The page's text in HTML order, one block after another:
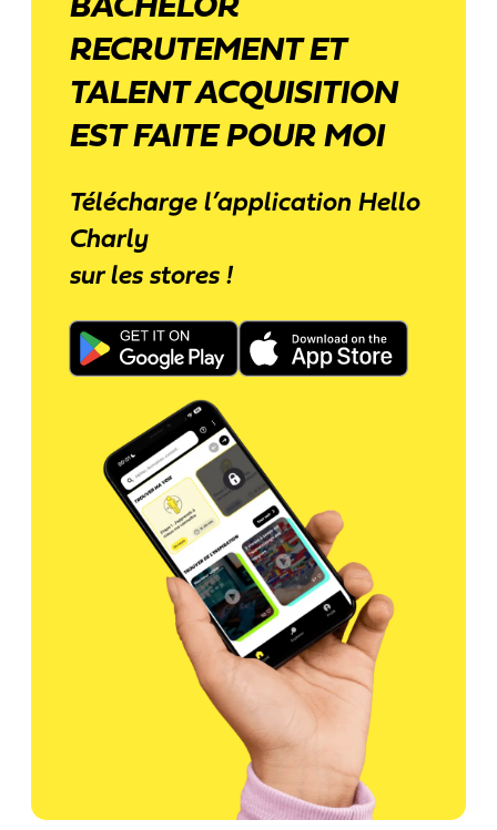
BACHELOR
RECRUTEMENT ET
TALENT ACQUISITION
EST FAITE POUR MOI
Télécharge l’application Hello
Charly
sur les stores !